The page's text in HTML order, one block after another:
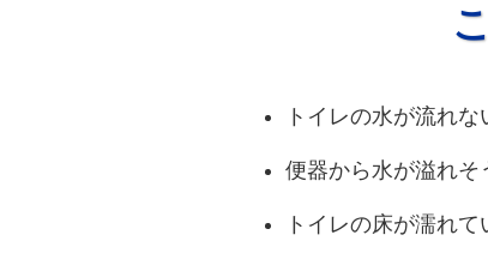
トイレの水が流れ
便器から水が溢れそ
トイレの床が濡れ